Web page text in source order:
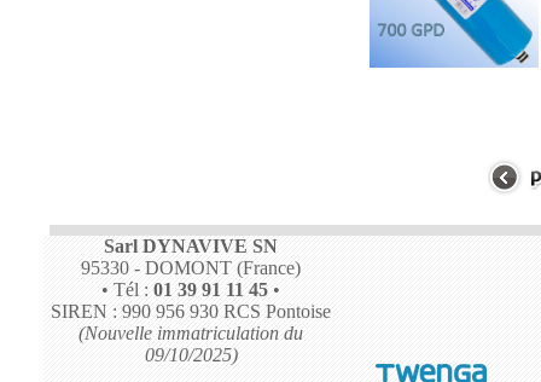
Sarl DYNAVIVE SN
95330 - DOMONT (France)
• Tél : 01 39 91 11 45 •
SIREN : 990 956 930 RCS Pontoise
(Nouvelle immatriculation du
09/10/2025)